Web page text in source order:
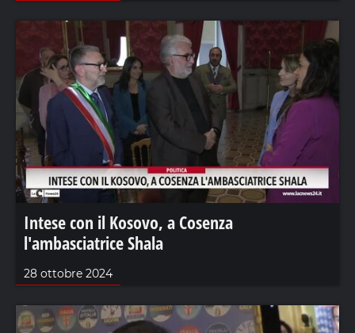
Intese con il Kosovo, a Cosenza
l'ambasciatrice Shala
28 ottobre 2024